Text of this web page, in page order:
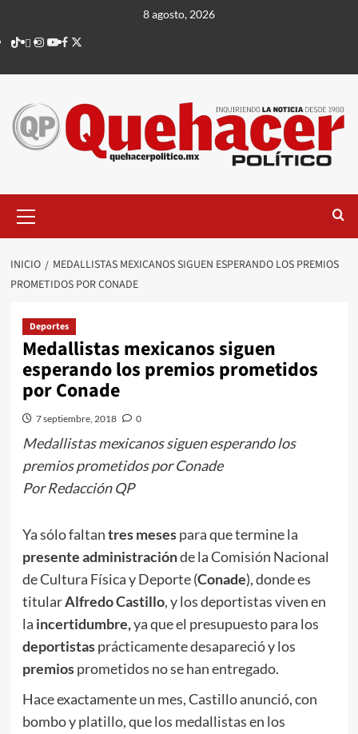
contenido
8 agosto, 2026
TikTok
threads
Instagram
Youtube
Facebook
X
principal
INICIO
MEDALLISTAS MEXICANOS SIGUEN ESPERANDO LOS PREMIOS
PROMETIDOS POR CONADE
Deportes
Medallistas mexicanos siguen
esperando los premios prometidos
por Conade
7 septiembre, 2018 0
Medallistas mexicanos siguen esperando los
premios prometidos por Conade
Por Redacción QP
Ya sólo faltantres mesespara que termine la
presente administraciónde la Comisión Nacional
de Cultura Física y Deporte (Conade), donde es
titularAlfredo Castillo, y los deportistas viven en
la incertidumbre,ya que el presupuesto para los
deportistasprácticamente desapareció y los
premiosprometidos no se han entregado.
Hace exactamente un mes, Castillo anunció, con
bombo y platillo, que los medallistas en los